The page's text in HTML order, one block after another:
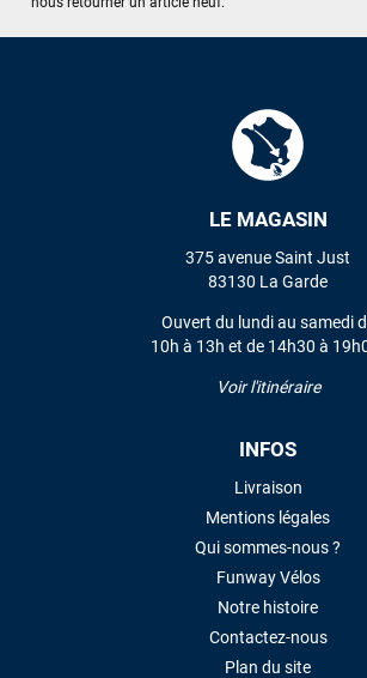
LE MAGASIN
375 avenue Saint Just
83130 La Garde
Ouvert du lundi au samedi
10h à 13h et de 14h30 à
Voir l'itinéraire
INFOS
Livraison
Mentions légales
Qui sommes-nous ?
Funway Vélos
Notre histoire
Contactez-nous
Plan du site